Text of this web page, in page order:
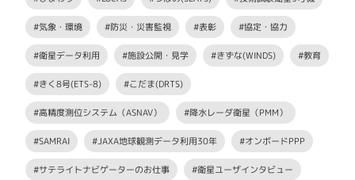
#気象・環境 #防災・災害監視 #表彰 #協定・協力
#衛星データ利用 #施設公開・見学 #きずな(WINDS) #教育
#きく8号(ETS-8) #こだま(DRTS)
#高精度測位システム（ASNAV） #降水レーダ衛星（PMM）
#SAMRAI #JAXA地球観測データ利用30年 #オンボードPPP
#サテライトナビゲーターのお仕事 #衛星ユーザインタビュー